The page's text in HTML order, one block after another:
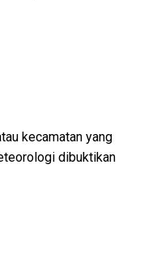
kecamatan yang
dibuktikan